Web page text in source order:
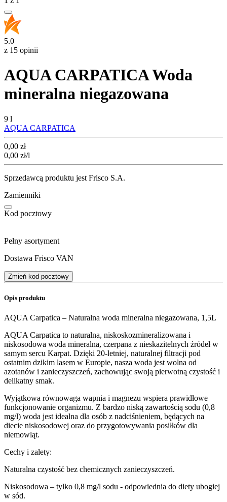
5.0
z 15 opinii
AQUA CARPATICA Woda
mineralna niegazowana
9 l
AQUA CARPATICA
Cena
0,00 zł
0,00 zł/l
Sprzedawcą produktu jest Frisco S.A.
Zamienniki
Kod pocztowy
Pełny asortyment
Dostawa Frisco VAN
Zmień kod pocztowy
Opis produktu
AQUA Carpatica – Naturalna woda mineralna niegazowana, 1,5L
AQUA Carpatica to naturalna, niskoskozmineralizowana i
niskosodowa woda mineralna, czerpana z nieskazitelnych źródeł w
samym sercu Karpat. Dzięki 20-letniej, naturalnej filtracji pod
ostatnim dzikim lasem w Europie, nasza woda jest wolna od
azotanów i zanieczyszczeń, zachowując swoją pierwotną czystość i
delikatny smak.
Wyjątkowa równowaga wapnia i magnezu wspiera prawidłowe
funkcjonowanie organizmu. Z bardzo niską zawartością sodu (0,8
mg/l) woda jest idealna dla osób z nadciśnieniem, będących na
diecie niskosodowej oraz do przygotowywania posiłków dla
niemowląt.
Cechy i zalety:
Naturalna czystość bez chemicznych zanieczyszczeń.
Niskosodowa – tylko 0,8 mg/l sodu - odpowiednia do diety ubogiej
w sód.